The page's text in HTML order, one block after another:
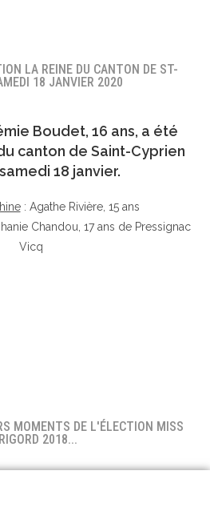
LA REINE DU CANTON DE ST-
18 JANVIER 2020
Boudet, 16 ans, a été
canton de Saint-Cyprien
18 janvier.
: Agathe Rivière, 15 ans
Chandou, 17 ans de Pressignac
Vicq
MOMENTS DE L'ÉLECTION MISS
2018...